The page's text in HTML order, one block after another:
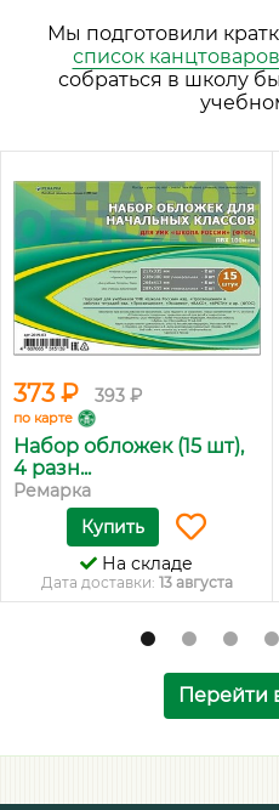
Мы подготовили
список канцтоваров
собраться в школу
373 ₽ 393 ₽
по карте
Набор обложек (15 шт),
4 разн...
Ремарка
Купить
На складе
Дата доставки: 13 августа
Перейти